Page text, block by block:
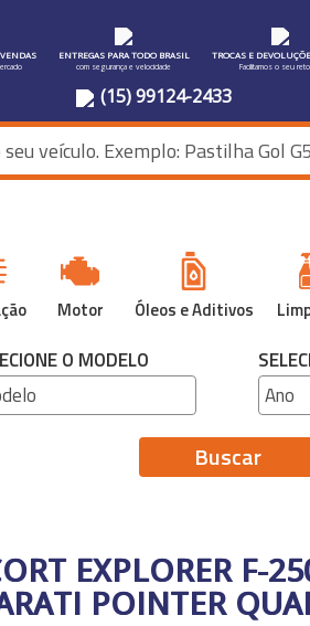
ENTREGAS PARA TODO BRASIL
com segurança e velocidade
TROCAS E
Facilitamos o seu
(15) 99124-2433
Motor Óleos e Aditivos
O MODELO
Buscar
EXPLORER F-
POINTER